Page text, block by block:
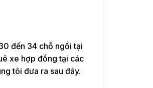
đến 34 chỗ ngồi tại
xe hợp đồng tại các
tôi đưa ra sau đây.